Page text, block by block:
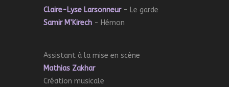
Claire-Lyse Larsonneur - Le garde
Samir M’Kirech - Hémon
Assistant à la mise en scène
Mathias Zakhar
Création musicale